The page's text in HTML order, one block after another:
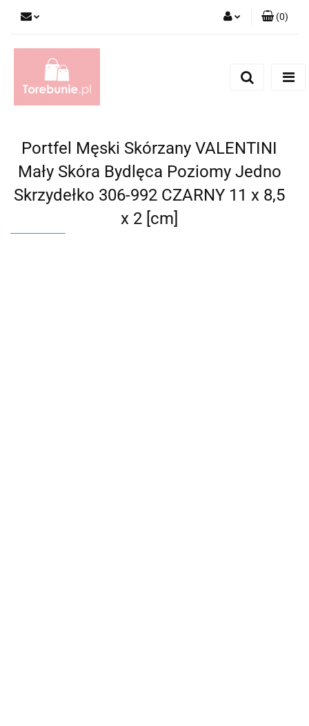
(0)
Portfel Męski Skórzany VALENTINI
Mały Skóra Bydlęca Poziomy Jedno
Skrzydełko 306-992 CZARNY 11 x 8,5
x 2 [cm]